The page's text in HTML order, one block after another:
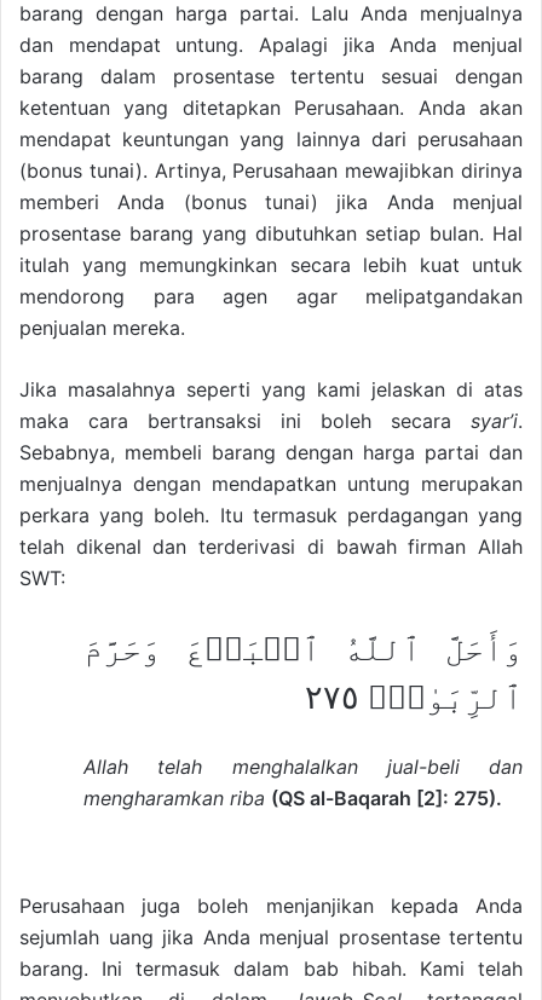
barang dengan harga partai. Lalu Anda menjualnya
dan mendapat untung. Apalagi jika Anda menjual
barang dalam prosentase tertentu sesuai dengan
ketentuan yang ditetapkan Perusahaan. Anda akan
mendapat keuntungan yang lainnya dari perusahaan
(bonus tunai). Artinya, Perusahaan mewajibkan dirinya
memberi Anda (bonus tunai) jika Anda menjual
prosentase barang yang dibutuhkan setiap bulan. Hal
itulah yang memungkinkan secara lebih kuat untuk
mendorong para agen agar melipatgandakan
penjualan mereka.
Jika masalahnya seperti yang kami jelaskan di atas
maka cara bertransaksi ini boleh secara syar’i.
Sebabnya, membeli barang dengan harga partai dan
menjualnya dengan mendapatkan untung merupakan
perkara yang boleh. Itu termasuk perdagangan yang
telah dikenal dan terderivasi di bawah firman Allah
SWT:
وَأَحَلَّ ٱللَّهُ ٱلۡبَيۡعَ وَحَرَّمَ
ٱلرِّبَوٰاْۚ ٢٧٥
Allah telah menghalalkan jual-beli dan
mengharamkan riba (QS al-Baqarah [2]: 275).
Perusahaan juga boleh menjanjikan kepada Anda
sejumlah uang jika Anda menjual prosentase tertentu
barang. Ini termasuk dalam bab hibah. Kami telah